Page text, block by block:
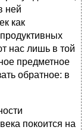
ней
как
нас лишь в той
предметное
обратное: в
покоится на